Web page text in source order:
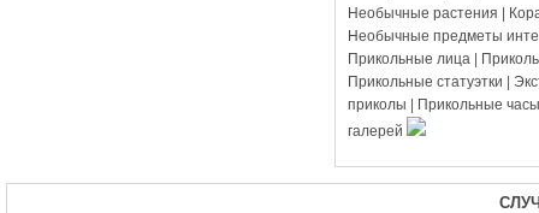
Необычные растения
Необычные предметы
Прикольные лица
Прикольные статуэтки
приколы
Прикольные часы
галерей